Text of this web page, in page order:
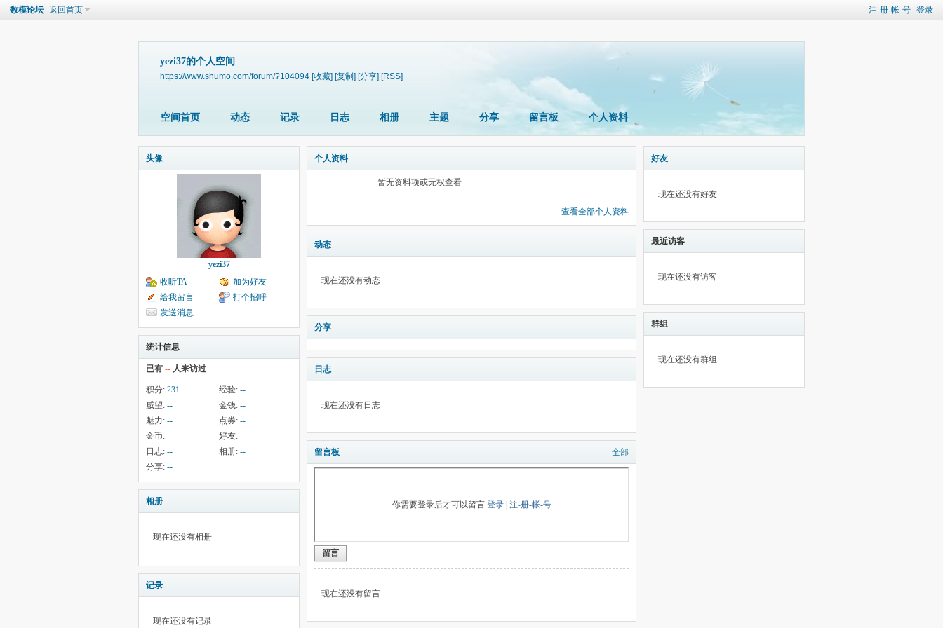
注-册-帐-号 登录
数模论坛 返回首页
yezi37的个人空间
https://www.shumo.com/forum/?104094 [收藏] [复制] [分享] [RSS]
空间首页 动态 记录 日志 相册 主题 分享 留言板 个人资料
头像
yezi37
收听TA
加为好友
给我留言
打个招呼
发送消息
统计信息
已有 -- 人来访过
积分: 231 经验: --
威望: -- 金钱: --
魅力: -- 点券: --
金币: -- 好友: --
日志: -- 相册: --
分享: --
相册
现在还没有相册
记录
现在还没有记录
个人资料
暂无资料项或无权查看
查看全部个人资料
动态
现在还没有动态
分享
日志
现在还没有日志
留言板 全部
你需要登录后才可以留言 登录| 注-册-帐-号
留言
现在还没有留言
好友
现在还没有好友
最近访客
现在还没有访客
群组
现在还没有群组